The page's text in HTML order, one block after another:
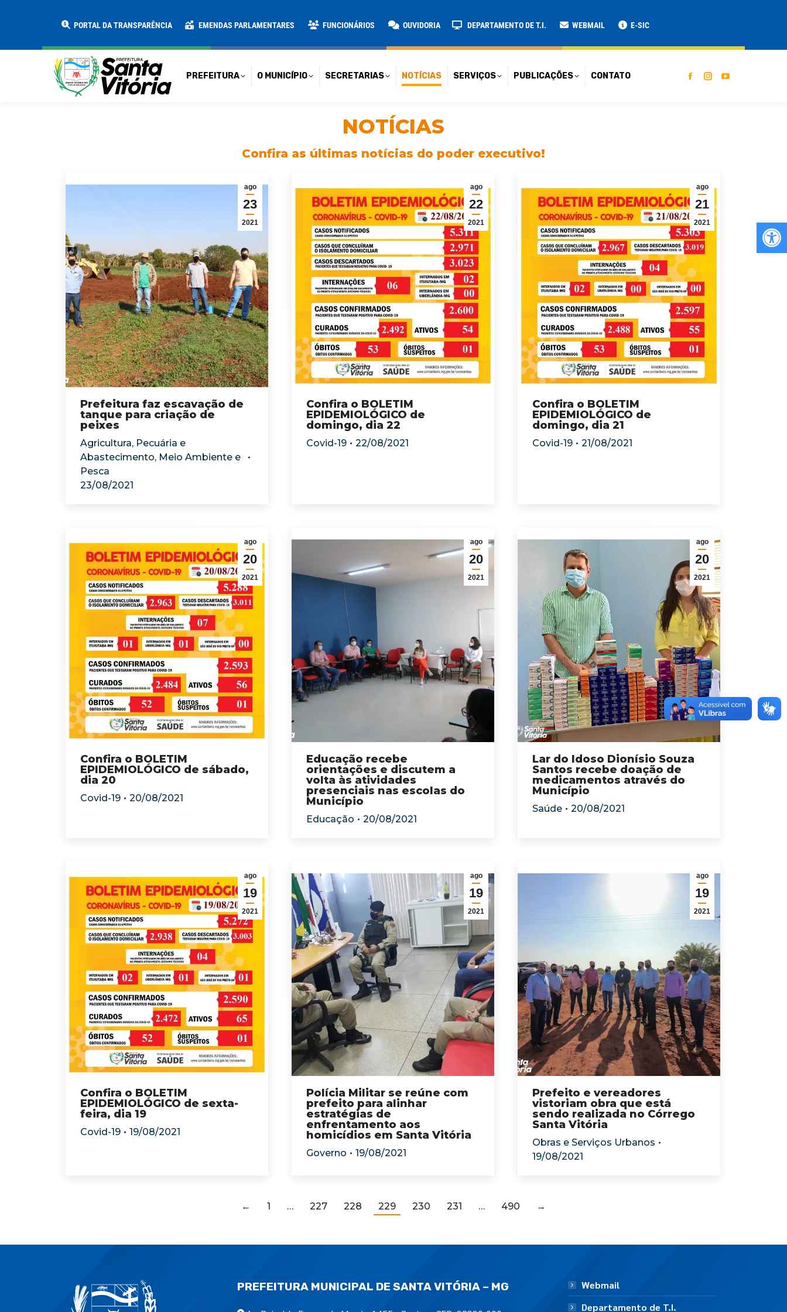
PORTAL DA TRANSPARÊNCIA EMENDAS PARLAMENTARES FUNCIONÁRIOS OUVIDORIA DEPARTAMENTO DE T.I. WEBMAIL E-SIC
PREFEITURA O MUNICÍPIO SECRETARIAS NOTÍCIAS SERVIÇOS PUBLICAÇÕES CONTATO
NOTÍCIAS
Confira as últimas notícias do poder executivo!
ago
23
2021
Prefeitura faz escavação de
tanque para criação de
peixes
Agricultura, Pecuária e
Abastecimento, Meio Ambiente e
Pesca
23/08/2021
ago
22
2021
Confira o BOLETIM
EPIDEMIOLÓGICO de
domingo, dia 22
Covid-19 22/08/2021
ago
21
2021
Confira o BOLETIM
EPIDEMIOLÓGICO de
domingo, dia 21
Covid-19 21/08/2021
ago
20
2021
Confira o BOLETIM
EPIDEMIOLÓGICO de sábado,
dia 20
Covid-19 20/08/2021
ago
20
2021
Educação recebe
orientações e discutem a
volta às atividades
presenciais nas escolas do
Município
Educação 20/08/2021
ago
20
2021
Lar do Idoso Dionísio Souza
Santos recebe doação de
medicamentos através do
Município
Saúde 20/08/2021
ago
19
2021
Confira o BOLETIM
EPIDEMIOLÓGICO de sexta-
feira, dia 19
Covid-19 19/08/2021
ago
19
2021
Polícia Militar se reúne com
prefeito para alinhar
estratégias de
enfrentamento aos
homicídios em Santa Vitória
Governo 19/08/2021
ago
19
2021
Prefeito e vereadores
vistoriam obra que está
sendo realizada no Córrego
Santa Vitória
Obras e Serviços Urbanos
19/08/2021
← 1 … 227 228 229 230 231 … 490 →
PREFEITURA MUNICIPAL DE SANTA VITÓRIA – MG
Webmail
Departamento de T.I.